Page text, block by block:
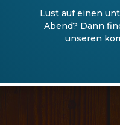
Lust auf einen
Abend? Dann
unseren